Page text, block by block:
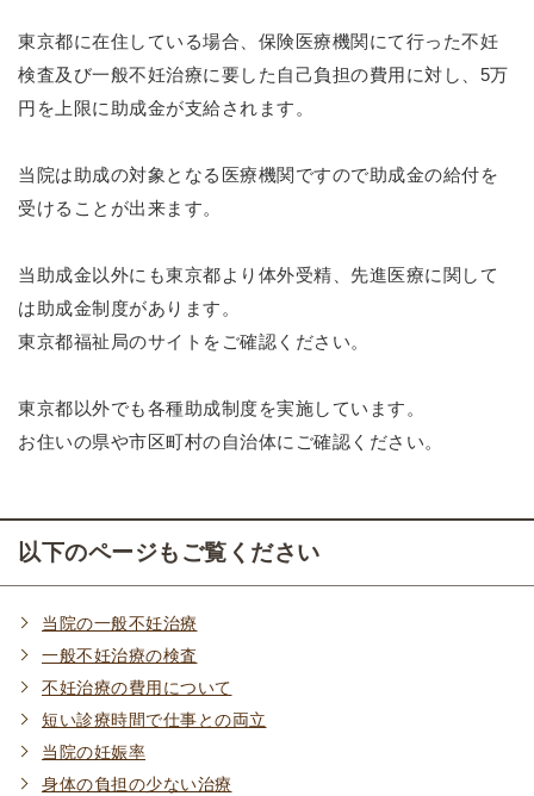
東京都に在住している場合、保険医療機関にて行った不妊
検査及び一般不妊治療に要した自己負担の費用に対し、5万
円を上限に助成金が支給されます。
当院は助成の対象となる医療機関ですので助成金の給付を
受けることが出来ます。
当助成金以外にも東京都より体外受精、先進医療に関して
は助成金制度があります。
東京都福祉局のサイトをご確認ください。
東京都以外でも各種助成制度を実施しています。
お住いの県や市区町村の自治体にご確認ください。
以下のページもご覧ください
当院の一般不妊治療
一般不妊治療の検査
不妊治療の費用について
短い診療時間で仕事との両立
当院の妊娠率
身体の負担の少ない治療